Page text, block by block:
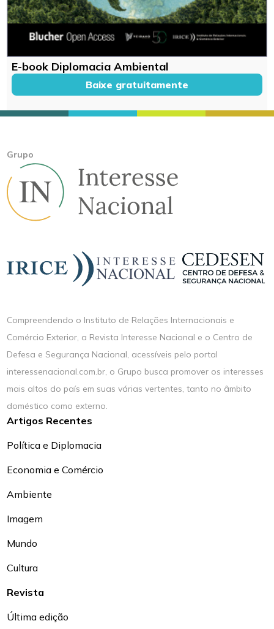
E-book Diplomacia Ambiental
Baixe gratuitamente
Grupo
Compreendendo o Instituto de Relações Internacionais e
Comércio Exterior, a Revista Interesse Nacional e o Centro de
Defesa e Segurança Nacional, acessíveis pelo portal
interessenacional.com.br, o Grupo busca promover os interesses
mais altos do país em suas várias vertentes, tanto no âmbito
doméstico como externo.
Artigos Recentes
Política e Diplomacia
Economia e Comércio
Ambiente
Imagem
Mundo
Cultura
Revista
Última edição